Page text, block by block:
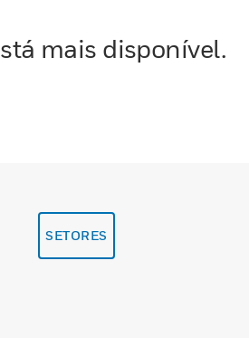
mais disponível.
SETORES